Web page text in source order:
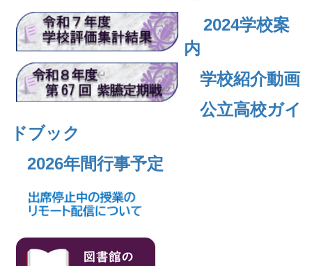
2024学校案
内
学校紹介動画
公立高校ガイ
ドブック
2026年間行事予定